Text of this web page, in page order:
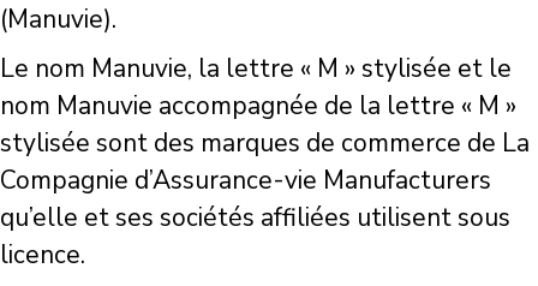
(Manuvie).
Le nom Manuvie, la lettre « M » stylisée et le
nom Manuvie accompagnée de la lettre « M »
stylisée sont des marques de commerce de La
Compagnie d’Assurance-vie Manufacturers
qu’elle et ses sociétés affiliées utilisent sous
licence.